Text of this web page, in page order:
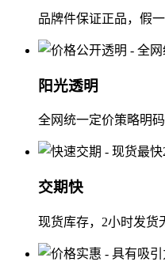
品牌件保证正品，假
阳光透明
全网统一定价策略明
交期快
现货库存，2小时发货